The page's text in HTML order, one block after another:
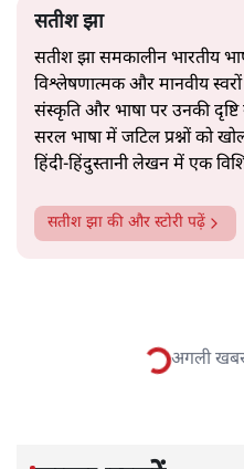
सत्य हिन्दी ऐपडाउनलोड
संस्कृति और भाषा पर उनकी
सरल भाषा में जटिल प्रश्नों को